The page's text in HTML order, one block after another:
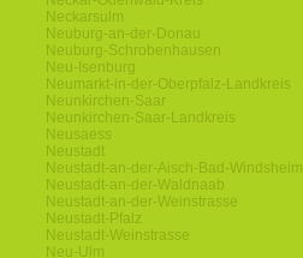
Neckarsulm
Neuburg-an-der-Donau
Neuburg-Schrobenhausen
Neu-Isenburg
Neumarkt-in-der-Oberpfalz-Landkreis
Neunkirchen-Saar
Neunkirchen-Saar-Landkreis
Neusaess
Neustadt
Neustadt-an-der-Aisch-Bad-Windsheim
Neustadt-an-der-Waldnaab
Neustadt-an-der-Weinstrasse
Neustadt-Pfalz
Neustadt-Weinstrasse
Neu-Ulm